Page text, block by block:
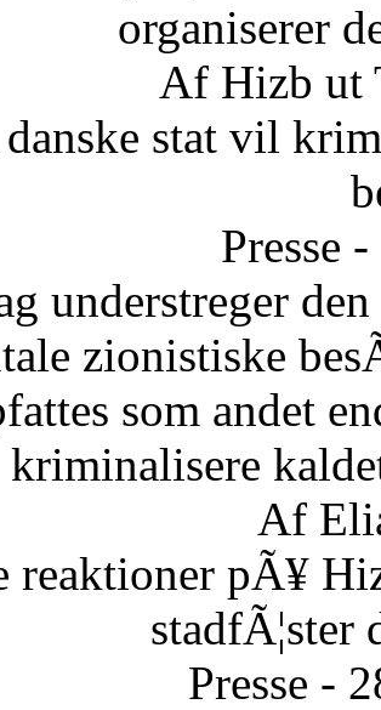
organiserer
Af Hizb ut
stat vil
Presse
understreger
zionistiske
som andet
kriminalisere
Af
reaktioner pÃ¥
Presse -